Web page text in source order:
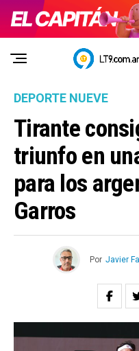
DEPORTE NUEVE
Tirante
triunfo en
para los
Garros
Por Javier